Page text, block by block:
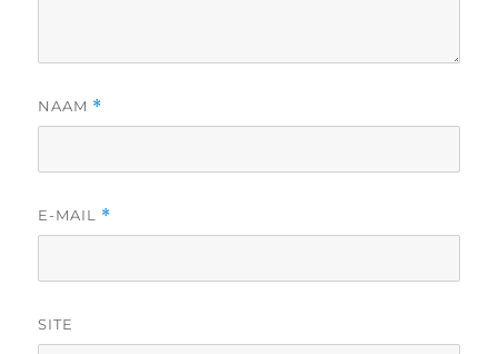
NAAM *
E-MAIL *
SITE